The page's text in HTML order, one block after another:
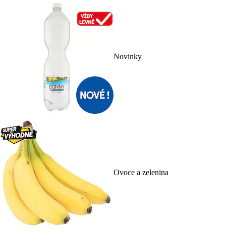
Novinky
Ovoce a zelenina